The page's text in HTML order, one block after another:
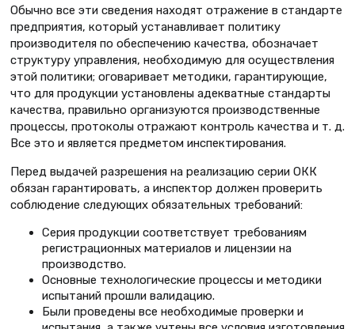
Обычно все эти сведения находят отражение в стандарте
предприятия, который устанавливает политику
производителя по обеспечению качества, обозначает
структуру управления, необходимую для осуществления
этой политики; оговаривает методики, гарантирующие,
что для продукции установлены адекватные стандарты
качества, правильно организуются производственные
процессы, протоколы отражают контроль качества и т. д.
Все это и является предметом инспектирования.
Перед выдачей разрешения на реализацию серии ОКК
обязан гарантировать, а инспектор должен проверить
соблюдение следующих обязательных требований:
Серия продукции соответствует требованиям
регистрационных материалов и лицензии на
производство.
Основные технологические процессы и методики
испытаний прошли валидацию.
Были проведены все необходимые проверки и